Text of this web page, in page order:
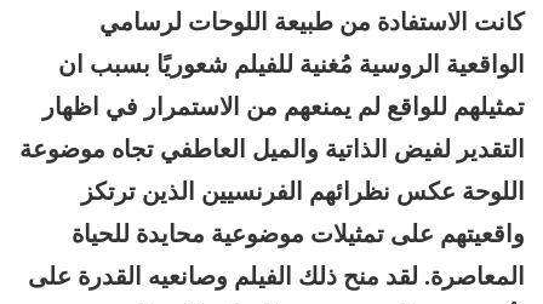
كانت الاستفادة من طبيعة اللوحات لرسامي
الواقعية الروسية مُغنية للفيلم شعوريًا بسبب ان
تمثيلهم للواقع لم يمنعهم من الاستمرار في اظهار
التقدير لفيض الذاتية والميل العاطفي تجاه موضوعة
اللوحة عكس نظرائهم الفرنسيين الذين ترتكز
واقعيتهم على تمثيلات موضوعية محايدة للحياة
المعاصرة. لقد منح ذلك الفيلم وصانعيه القدرة على